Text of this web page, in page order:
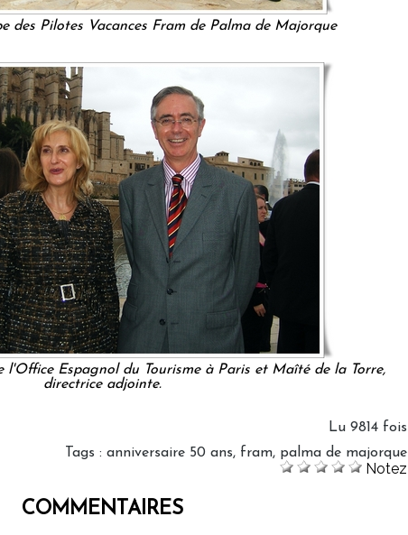
des Pilotes Vacances Fram de Palma de Majorque
l'Office Espagnol du Tourisme à Paris et Maîté de la Torre,
directrice adjointe.
Lu 9814 fois
Tags : anniversaire 50 ans, fram, palma de majorque
Notez
COMMENTAIRES